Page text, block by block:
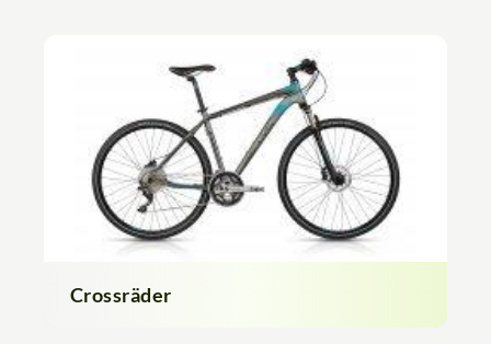
Crossräder